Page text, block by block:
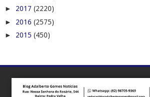
Este site utiliza cookies para melhorar
► 2017 (2220)
► 2016 (2575)
► 2015 (450)